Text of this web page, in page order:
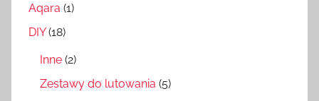
Aqara (1)
DIY(18)
Inne (2)
Zestawy do lutowania (5)